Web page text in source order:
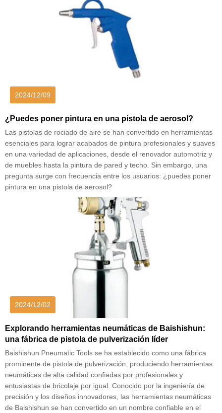
2024/12/09
¿Puedes poner pintura en una pistola de aerosol?
Las pistolas de rociado de aire se han convertido en herramientas
esenciales para lograr acabados de pintura profesionales y suaves
en una variedad de aplicaciones, desde el renovador automotriz y
de muebles hasta la pintura de pared y techo. Sin embargo, una
pregunta surge con frecuencia entre los usuarios: ¿puedes poner
pintura en una pistola de aerosol?
2024/12/02
Explorando herramientas neumáticas de Baishishun:
una fábrica de pistola de pulverización líder
Baishishun Pneumatic Tools se ha establecido como una fábrica
prominente de pistola de pulverización, produciendo herramientas
neumáticas de alta calidad confiadas por profesionales y
entusiastas de bricolaje por igual. Conocido por la ingeniería de
precisión y los diseños innovadores, las herramientas neumáticas
de Baishishun se han convertido en un nombre confiable en el